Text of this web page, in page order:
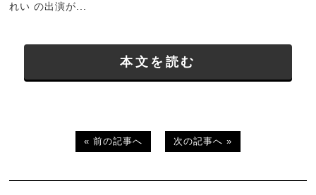
れい の出演が...
本文を読む
« 前の記事へ 次の記事へ »